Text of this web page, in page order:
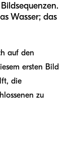
Wasser; das
auf den
ersten Bild
die
zu